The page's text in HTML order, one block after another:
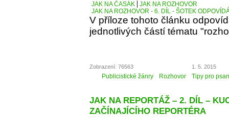
JAK NA ČASÁK
JAK NA ROZHOVOR
JAK NA ROZHOVOR - 6. DÍL - ŠOTEK
V příloze tohoto článku
jednotlivých částí tématu
Zobrazení: 76563 1. 5. 2015
Publicistické žánry Rozhovor Tipy pro
JAK NA REPORTÁŽ – 2. DÍL –
ZAČÍNAJÍCÍHO REPORTÉRA